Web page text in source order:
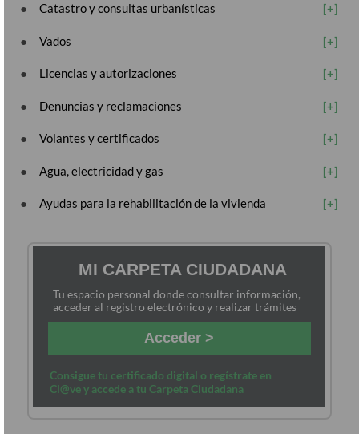
Catastro y consultas urbanísticas
Vados
Licencias y autorizaciones
Denuncias y reclamaciones
Volantes y certificados
Agua, electricidad y gas
Ayudas para la rehabilitación de la vivienda
MI CARPETA CIUDADANA
Tu espacio personal donde consultar información,
acceder al registro electrónico y realizar trámites
Acceder >
Consigue tu certificado digital o regístrate en
Cl@ve y accede a tu Carpeta Ciudadana